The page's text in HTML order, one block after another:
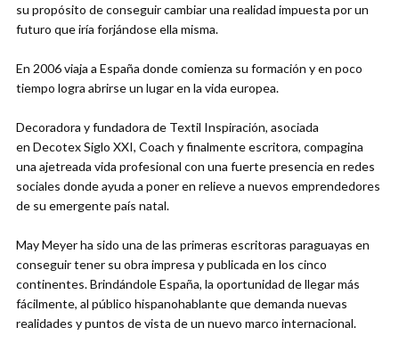
su propósito de conseguir cambiar una realidad impuesta por un
futuro que iría forjándose ella misma.
En 2006 viaja a España donde comienza su formación y en poco
tiempo logra abrirse un lugar en la vida europea.
Decoradora y fundadora de Textil Inspiración, asociada
en Decotex Siglo XXI, Coach y finalmente escritora, compagina
una ajetreada vida profesional con una fuerte presencia en redes
sociales donde ayuda a poner en relieve a nuevos emprendedores
de su emergente país natal.
May Meyer ha sido una de las primeras escritoras paraguayas en
conseguir tener su obra impresa y publicada en los cinco
continentes. Brindándole España, la oportunidad de llegar más
fácilmente, al público hispanohablante que demanda nuevas
realidades y puntos de vista de un nuevo marco internacional.